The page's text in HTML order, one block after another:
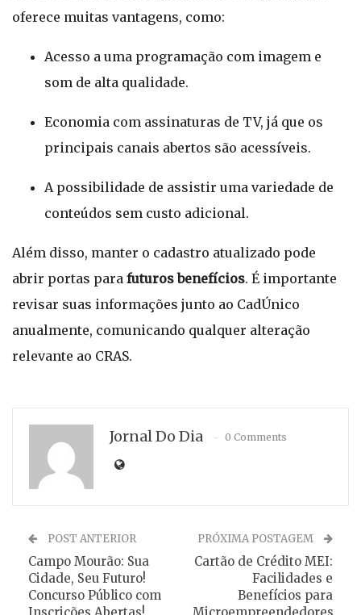
oferece muitas vantagens, como:
Acesso a uma programação com imagem e
som de alta qualidade.
Economia com assinaturas de TV, já que os
principais canais abertos são acessíveis.
A possibilidade de assistir uma variedade de
conteúdos sem custo adicional.
Além disso, manter o cadastro atualizado pode
abrir portas para futuros benefícios. É importante
revisar suas informações junto ao CadÚnico
anualmente, comunicando qualquer alteração
relevante ao CRAS.
Jornal Do Dia 0 Comments
POST ANTERIOR
Campo Mourão: Sua
Cidade, Seu Futuro!
Concurso Público com
PRÓXIMA POSTAGEM
Cartão de Crédito MEI:
Facilidades e
Benefícios para